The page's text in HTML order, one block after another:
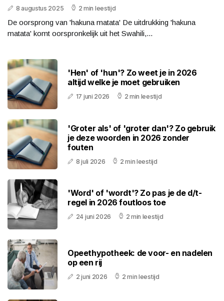
8 augustus 2025 2 min leestijd
De oorsprong van 'hakuna matata' De uitdrukking 'hakuna
matata' komt oorspronkelijk uit het Swahili,...
'Hen' of 'hun'? Zo weet je in 2026
altijd welke je moet gebruiken
17 juni 2026 2 min leestijd
'Groter als' of 'groter dan'? Zo gebruik
je deze woorden in 2026 zonder
fouten
8 juli 2026 2 min leestijd
'Word' of 'wordt'? Zo pas je de d/t-
regel in 2026 foutloos toe
24 juni 2026 2 min leestijd
Opeethypotheek: de voor- en nadelen
op een rij
2 juni 2026 2 min leestijd